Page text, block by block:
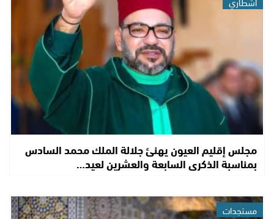
مجلس إقليم العيون يهنئ جلالة الملك محمد السادس
بمناسبة الذكرى السابعة والعشرين لعيد…
مستجدات